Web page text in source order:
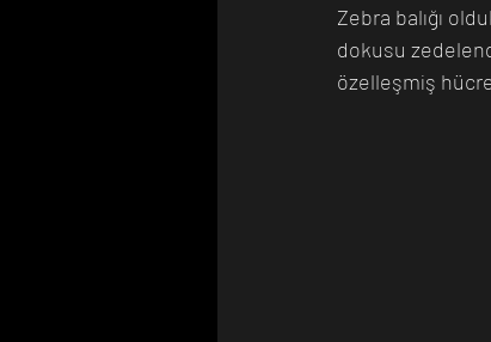
Zebra balığı
dokusu
özelleşmiş